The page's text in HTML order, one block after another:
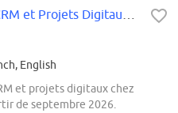
English
et projets digitaux chez
de septembre 2026.